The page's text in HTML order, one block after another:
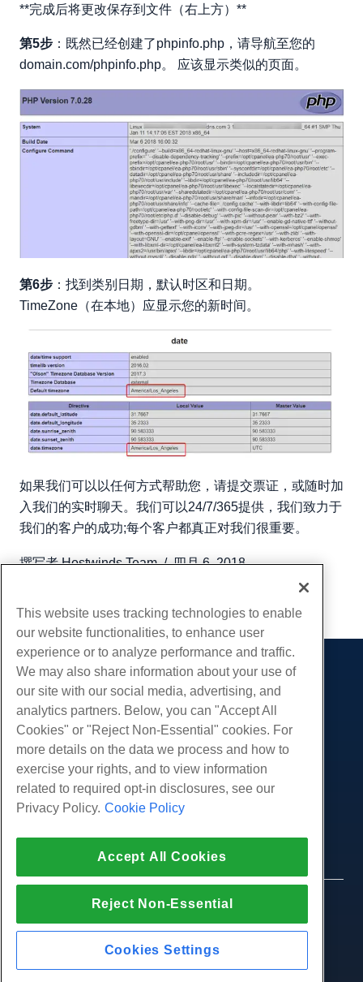
**完成后将更改保存到文件（右上方）**
第5步 ：既然已经创建了phpinfo.php，请导航至您的
domain.com/phpinfo.php。 应该显示类似的页面。
第6步 ：找到类别日期，默认时区和日期。
TimeZone（在本地）应显示您的新时间。
如果我们可以以任何方式帮助您，请提交票证，或随时加
入我们的实时聊天。我们可以24/7/365提供，我们致力于
我们的客户的成功;每个客户都真正对我们很重要。
撰写者 Hostwinds Team/四月 6, 2018
产品展示
虚拟主机
企业主机
转销商托管
白标经销商
管理Linux VPS
非托管Linux VPS
管理Windows. VPS
非托管Windows VPS
云服务器
块存储
服务
社区
产品资料
公司
关于我们
按
在线聊天
给我们发邮件
打电话给我们 (888) 404-1279
© 2010-2026 Hostwinds, 一种 HostPapa Inc. 公司。
This website uses tracking technologies to enable
our website functionalities, to enhance user
experience or to analyze performance and traffic.
We may also share information about your use of
our site with our social media, advertising, and
analytics partners. Below, you can "Accept All
Cookies" or "Reject Non-Essential" cookies. For
more details on the data we process and how to
exercise your rights, and to view information
related to required opt-in disclosures, see our
Privacy Policy. Cookie Policy
Accept All Cookies
Reject Non-Essential
Cookies Settings